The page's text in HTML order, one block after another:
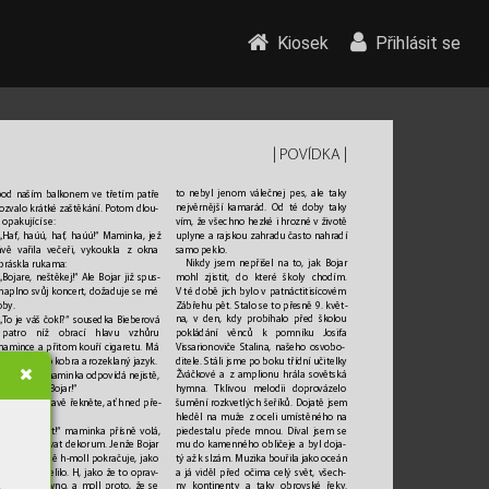
POVÍDKA
naším balkonem ve třetím patře
krátké zaštěkání. Potom dlou-
opakující se:
„Haf, haúú, haf, haúú!“ Maminka, jež
vařila večeři, vykouk la z okna
rukama:
„Bojare, neštěkej!“ Ale Bojar již spus-
svůj koncert, dožaduje se mé
.
„To je váš čokl?“ sousedka Bieberová
patro níž obrací hlavu vzhůru
a přitom kouří cigaretu. Má
strnulé jako kobra a rozeklaný jazyk.
„A… ano, “ maminka odpovídá nejistě,
epíkův Bojar!“
Tak mu laskavě řekněte, ať hned pře-
„Bojare, dost!“ maminka přísně volá,
se zachovat dekorum. Jenže Bojar
enádě h-moll pokračuje, jako
se nechumelilo . H, jako že to oprav-
stojí za hovno, a moll proto, že se
to nebyl jenom válečnej pes, ale taky
nejvěrnější kamarád. Od té doby taky
vím, že všechno hezké i hrozné v životě
uplyne a rajskou zahradu často nahradí
samo peklo.
Nikdy jsem nepřišel na to, jak Bojar
mohl zjistit, do které školy chodím.
V té době jich bylo v patnáctitisícovém
Zábřehu pět. Stalo se to přesně 9. květ-
na, v den, kdy probíhalo před školou
pokládání věnců k pomníku Josifa
Vissarionoviče Stalina, našeho osvobo-
ditele. Stáli jsme po boku třídní učitelky
Žváčkové a z amplionu hrála sovětská
hymna. Tklivou melodii doprovázelo
šumění rozkvetlých šeříků. Dojatě jsem
hleděl na muže z oceli umístěného na
piedestalu přede mnou. Díval jsem se
mu do kamenného obličeje a byl doja-
tý až k slzám. Muzika bouřila jako oceán
a já viděl před očima celý svět, všech-
ny kontinenty a taky obrovské řeky.
Kiosek Přihlásit se